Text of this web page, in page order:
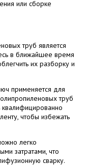
или сборке
труб является
в ближайшее время
их разборку и
применяется для
труб
чтобы избежать
легко
затратами, что
сварку.